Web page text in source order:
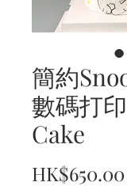
簡約
數碼打
Cake
HK$650.00